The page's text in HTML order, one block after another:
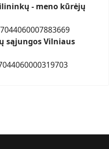
- meno kūrėjų
sąjungos Vilniaus